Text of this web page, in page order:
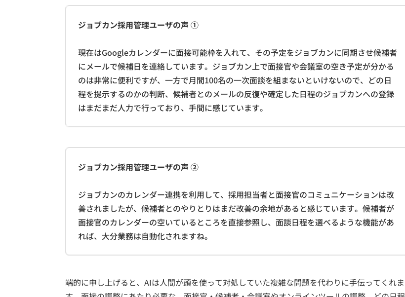
ジョブカン採用管理ユーザの声 ①
現在はGoogleカレンダーに面接可能枠を入れて、その予定をジョブカンに同期させ候補者
にメールで候補日を連絡しています。ジョブカン上で面接官や会議室の空き予定が分かる
のは非常に便利ですが、一方で月間100名の一次面談を組まないといけないので、どの日
程を提示するのかの判断、候補者とのメールの反復や確定した日程のジョブカンへの登録
はまだまだ人力で行っており、手間に感じています。
ジョブカン採用管理ユーザの声 ②
ジョブカンのカレンダー連携を利用して、採用担当者と面接官のコミュニケーションは改
善されましたが、候補者とのやりとりはまだ改善の余地があると感じています。候補者が
面接官のカレンダーの空いているところを直接参照し、面談日程を選べるような機能があ
れば、大分業務は自動化されますね。
端的に申し上げると、AIは人間が頭を使って対処していた複雑な問題を代わりに手伝ってくれま